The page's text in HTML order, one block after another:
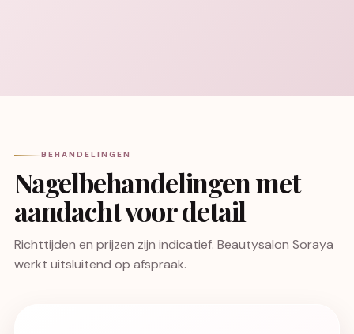
BEHANDELINGEN
Nagelbehandelingen met
aandacht voor detail
Richttijden en prijzen zijn indicatief. Beautysalon Soraya
werkt uitsluitend op afspraak.